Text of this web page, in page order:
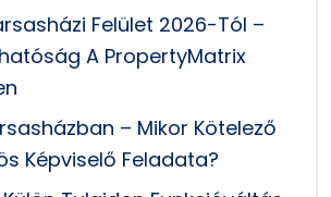
Felület 2026-Tól –
A PropertyMatrix
– Mikor Kötelező
Képviselő Feladata?